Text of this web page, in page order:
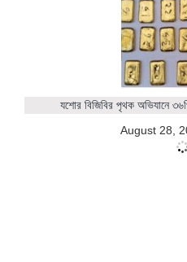
যশোর বিজিবির পৃথক অভিযানে
August 28,